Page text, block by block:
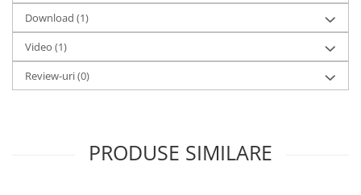
Stabilizatoare Tensiune
PDUs unitati de distributie a
energiei electrice
Cabinete baterii
Download (1)
Video (1)
Review-uri(0)
PRODUSE SIMILARE